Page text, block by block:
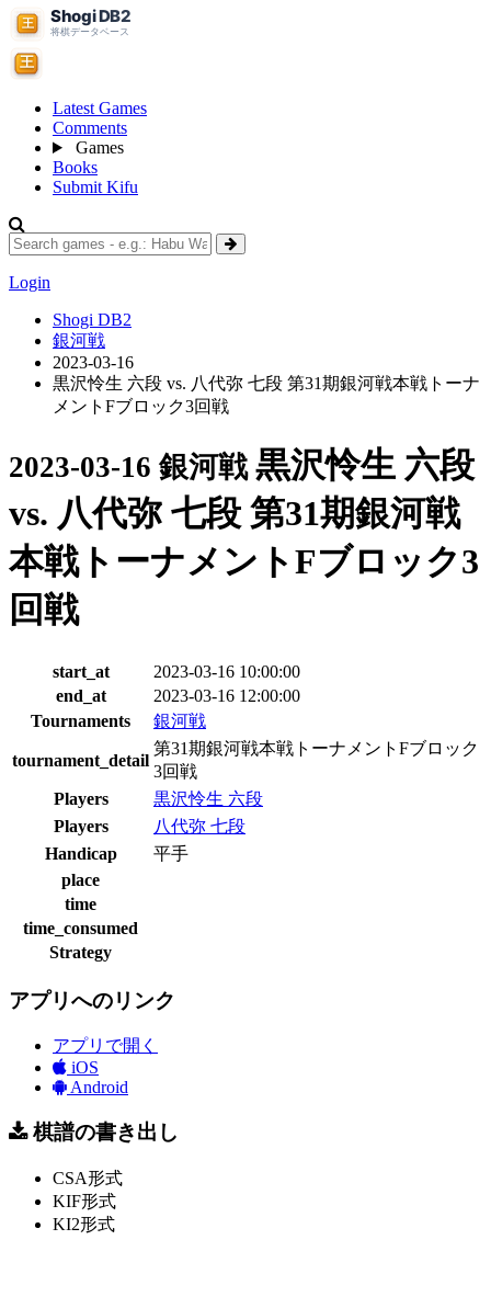
Latest Games
Comments
Games
Books
Submit Kifu
Login
Shogi DB2
銀河戦
2023-03-16
黒沢怜生 六段 vs. 八代弥 七段 第31期銀河戦本戦トーナ
メントFブロック3回戦
2023-03-16 銀河戦 黒沢怜生 六段
vs. 八代弥 七段 第31期銀河戦
本戦トーナメントFブロック3
回戦
start_at
2023-03-16 10:00:00
end_at
2023-03-16 12:00:00
Tournaments
銀河戦
tournament_detail
第31期銀河戦本戦トーナメントFブロック
3回戦
Players
黒沢怜生 六段
Players
八代弥 七段
Handicap
平手
place
time
time_consumed
Strategy
アプリへのリンク
アプリで開く
iOS
Android
棋譜の書き出し
CSA形式
KIF形式
KI2形式